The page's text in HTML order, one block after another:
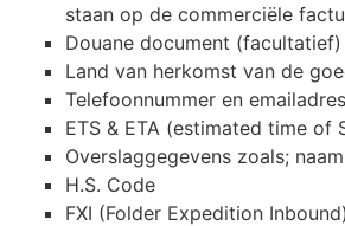
staan op de commerciële
Douane document (facultatief)
Land van herkomst van de
Telefoonnummer en
ETS & ETA (estimated time of
Overslaggegevens zoals;
H.S. Code
FXI (Folder Expedition